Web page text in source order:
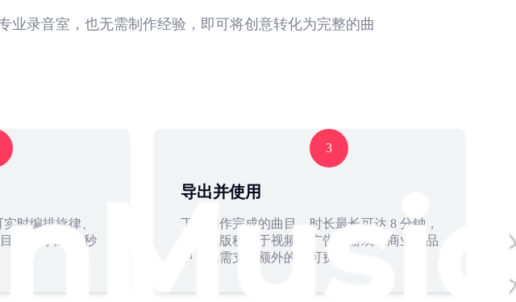
业录音室，也无需制作经验，即可将创意转化为完整的曲
时编排旋律、
最快可在 60 秒
3
导出并使用
下载制作完成的曲目，时长最长可达 8 分钟，
并可免版税用于视频、广告、游戏或商业作品
中，无需支付额外的许可费用。